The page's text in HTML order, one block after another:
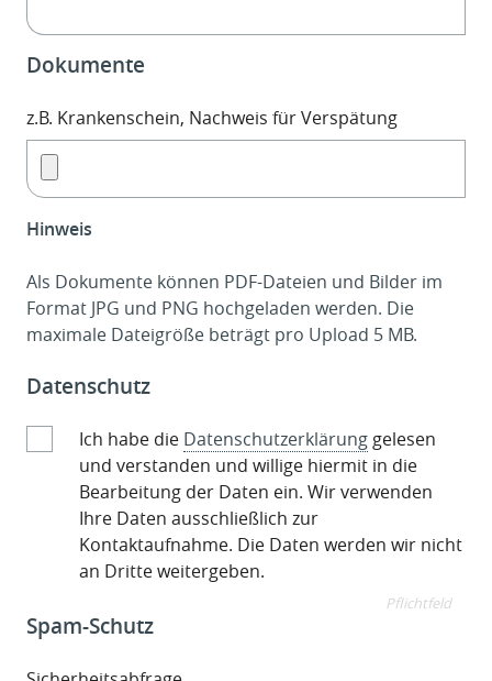
Dokumente
z.B. Krankenschein, Nachweis für Verspätung
Hinweis
Als Dokumente können PDF-Dateien und Bilder im
Format JPG und PNG hochgeladen werden. Die
maximale Dateigröße beträgt pro Upload 5 MB.
Datenschutz
Ich habe die Datenschutzerklärung gelesen
und verstanden und willige hiermit in die
Bearbeitung der Daten ein. Wir verwenden
Ihre Daten ausschließlich zur
Kontaktaufnahme. Die Daten werden wir nicht
an Dritte weitergeben.
Pflichtfeld
Spam-Schutz